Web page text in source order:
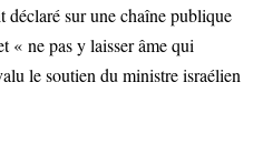
sur une chaîne publique
« ne pas y laisser âme qui
le soutien du ministre israélien